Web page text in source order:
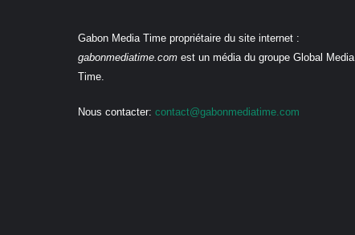
Gabon Media Time propriétaire du site internet :
gabonmediatime.comest un média du groupe Global Media
Time.
Nous contacter: contact@gabonmediatime.com